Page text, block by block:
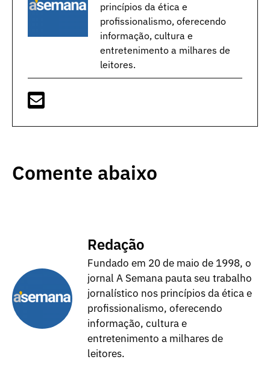
princípios da ética e
profissionalismo, oferecendo
informação, cultura e
entretenimento a milhares de
leitores.
Comente abaixo
Redação
Fundado em 20 de maio de 1998, o
jornal A Semana pauta seu trabalho
jornalístico nos princípios da ética e
profissionalismo, oferecendo
informação, cultura e
entretenimento a milhares de
leitores.